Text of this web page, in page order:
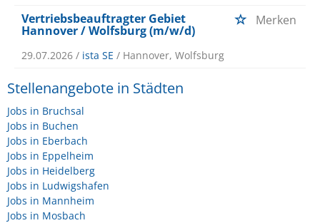
Vertriebsbeauftragter Gebiet
Hannover / Wolfsburg (m/w/d)
Merken
29.07.2026 / ista SE / Hannover, Wolfsburg
Stellenangebote in Städten
Jobs in Bruchsal
Jobs in Buchen
Jobs in Eberbach
Jobs in Eppelheim
Jobs in Heidelberg
Jobs in Ludwigshafen
Jobs in Mannheim
Jobs in Mosbach